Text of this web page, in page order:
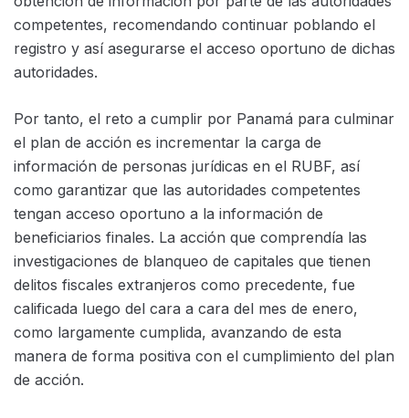
competentes, recomendando continuar poblando el
registro y así asegurarse el acceso oportuno de dichas
autoridades.
Por tanto, el reto a cumplir por Panamá para culminar
el plan de acción es incrementar la carga de
información de personas jurídicas en el RUBF, así
como garantizar que las autoridades competentes
tengan acceso oportuno a la información de
beneficiarios finales. La acción que comprendía las
investigaciones de blanqueo de capitales que tienen
delitos fiscales extranjeros como precedente, fue
calificada luego del cara a cara del mes de enero,
como largamente cumplida, avanzando de esta
manera de forma positiva con el cumplimiento del plan
de acción.